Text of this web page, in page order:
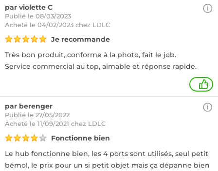
par violette C
Publié le 08/03/2023
Acheté le 04/02/2023 chez LDLC
Je recommande
Très bon produit, conforme à la photo, fait le job.
Service commercial au top, aimable et réponse rapide.
+
par berenger
Publié le 27/05/2022
Acheté le 11/09/2021 chez LDLC
Fonctionne bien
Le hub fonctionne bien, les 4 ports sont utilisés, seul petit
bémol, le prix pour un si petit objet mais ça dépanne bien